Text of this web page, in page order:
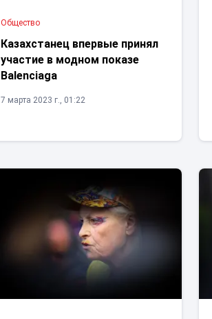
Общество
Казахстанец впервые принял
участие в модном показе
Balenciaga
7 марта 2023 г., 01:22